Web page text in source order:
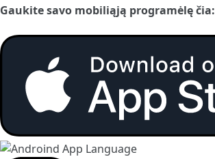
Gaukite savo mobiliąją programėlę čia: